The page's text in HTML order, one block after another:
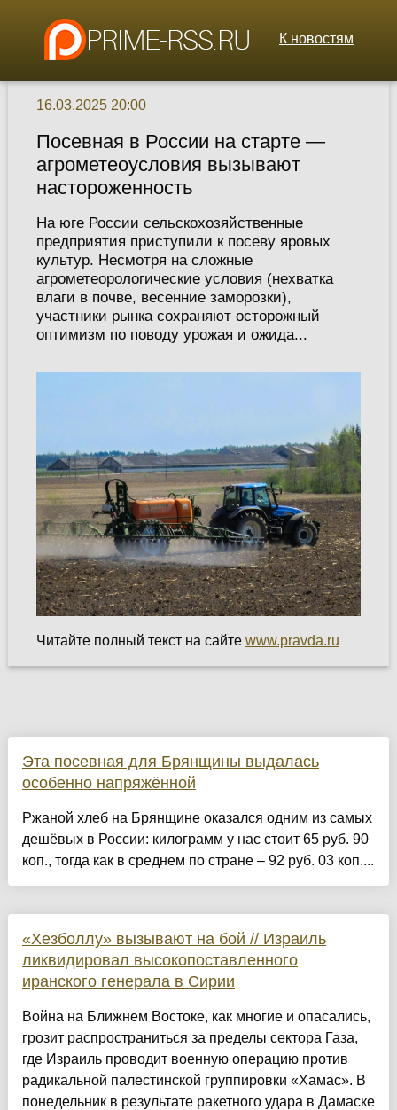
К новостям
16.03.2025 20:00
Посевная в России на старте —
агрометеоусловия вызывают
настороженность
На юге России сельскохозяйственные
предприятия приступили к посеву яровых
культур. Несмотря на сложные
агрометеорологические условия (нехватка
влаги в почве, весенние заморозки),
участники рынка сохраняют осторожный
оптимизм по поводу урожая и ожида...
Читайте полный текст на сайте www.pravda.ru
Эта посевная для Брянщины выдалась
особенно напряжённой
Ржаной хлеб на Брянщине оказался одним из самых
дешёвых в России: килограмм у нас стоит 65 руб. 90
коп., тогда как в среднем по стране – 92 руб. 03 коп....
«Хезболлу» вызывают на бой // Израиль
ликвидировал высокопоставленного
иранского генерала в Сирии
Война на Ближнем Востоке, как многие и опасались,
грозит распространиться за пределы сектора Газа,
где Израиль проводит военную операцию против
радикальной палестинской группировки «Хамас». В
понедельник в результате ракетного удара в Дамаске